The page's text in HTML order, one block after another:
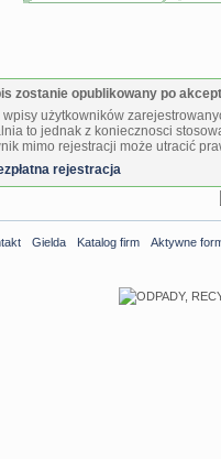
zostanie opublikowany po
użytkowników
to jednak z koniecznosci
mimo rejestracji może utracić
rejestracja
Gielda Katalog firm Aktywne